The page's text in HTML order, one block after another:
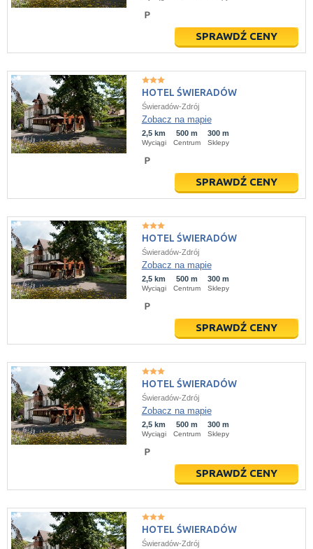
SPRAWDŹ CENY
HOTEL ŚWIERADÓW
Świeradów-Zdrój
Zobacz na mapie
2,5 km
Wyciągi
500 m
Centrum
300 m
Sklepy
SPRAWDŹ CENY
HOTEL ŚWIERADÓW
Świeradów-Zdrój
Zobacz na mapie
2,5 km
Wyciągi
500 m
Centrum
300 m
Sklepy
SPRAWDŹ CENY
HOTEL ŚWIERADÓW
Świeradów-Zdrój
Zobacz na mapie
2,5 km
Wyciągi
500 m
Centrum
300 m
Sklepy
SPRAWDŹ CENY
HOTEL ŚWIERADÓW
Świeradów-Zdrój